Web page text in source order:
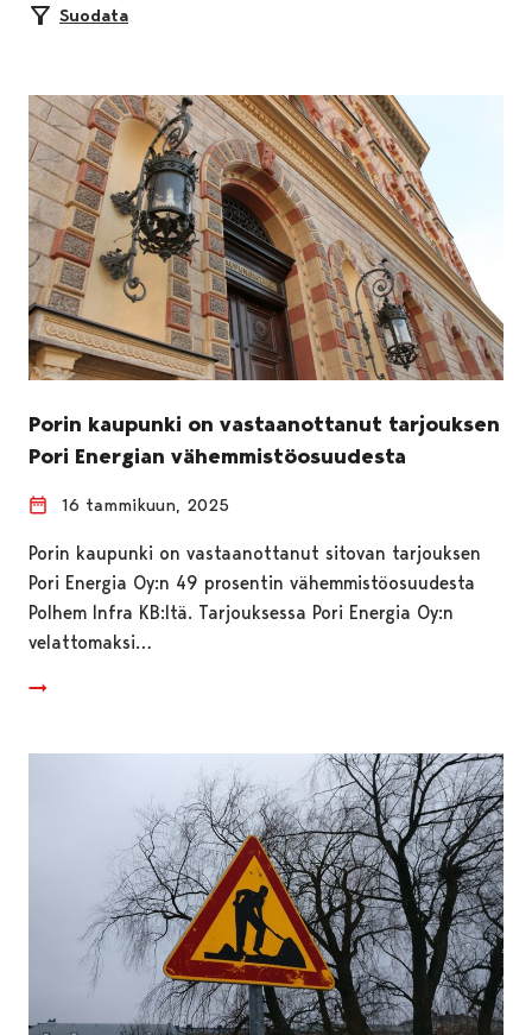
Suodata
Porin kaupunki on vastaanottanut tarjouksen
Pori Energian vähemmistöosuudesta
16 tammikuun, 2025
Porin kaupunki on vastaanottanut sitovan tarjouksen
Pori Energia Oy:n 49 prosentin vähemmistöosuudesta
Polhem Infra KB:ltä. Tarjouksessa Pori Energia Oy:n
velattomaksi…